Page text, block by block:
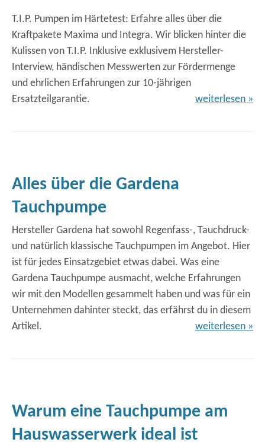
T.I.P. Pumpen im Härtetest: Erfahre alles über die
Kraftpakete Maxima und Integra. Wir blicken hinter die
Kulissen von T.I.P. Inklusive exklusivem Hersteller-
Interview, händischen Messwerten zur Fördermenge
und ehrlichen Erfahrungen zur 10-jährigen
Ersatzteilgarantie.
weiterlesen »
Alles über die Gardena
Tauchpumpe
Hersteller Gardena hat sowohl Regenfass-, Tauchdruck-
und natürlich klassische Tauchpumpen im Angebot. Hier
ist für jedes Einsatzgebiet etwas dabei. Was eine
Gardena Tauchpumpe ausmacht, welche Erfahrungen
wir mit den Modellen gesammelt haben und was für ein
Unternehmen dahinter steckt, das erfährst du in diesem
Artikel.
weiterlesen »
Warum eine Tauchpumpe am
Hauswasserwerk ideal ist